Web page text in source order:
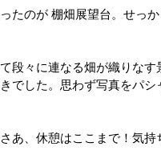
ェルカを応援しています！
ブリ駆除 魚釣り大好き
機密文書収集 愛犬紹介
たのが 棚畑展望台。せっ
段々に連なる畑が織りな
でした。思わず写真をパシ
あ、休憩はここまで！気